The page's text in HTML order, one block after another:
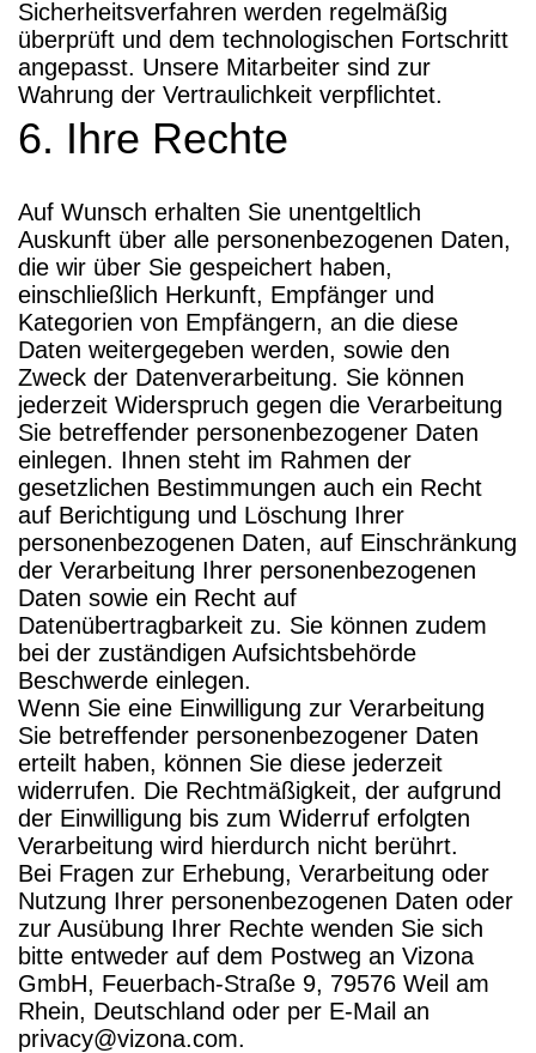
Sicherheitsverfahren werden regelmäßig
überprüft und dem technologischen Fortschritt
angepasst. Unsere Mitarbeiter sind zur
Wahrung der Vertraulichkeit verpflichtet.
6. Ihre Rechte
Auf Wunsch erhalten Sie unentgeltlich
Auskunft über alle personenbezogenen Daten,
die wir über Sie gespeichert haben,
einschließlich Herkunft, Empfänger und
Kategorien von Empfängern, an die diese
Daten weitergegeben werden, sowie den
Zweck der Datenverarbeitung. Sie können
jederzeit Widerspruch gegen die Verarbeitung
Sie betreffender personenbezogener Daten
einlegen. Ihnen steht im Rahmen der
gesetzlichen Bestimmungen auch ein Recht
auf Berichtigung und Löschung Ihrer
personenbezogenen Daten, auf Einschränkung
der Verarbeitung Ihrer personenbezogenen
Daten sowie ein Recht auf
Datenübertragbarkeit zu. Sie können zudem
bei der zuständigen Aufsichtsbehörde
Beschwerde einlegen.
Wenn Sie eine Einwilligung zur Verarbeitung
Sie betreffender personenbezogener Daten
erteilt haben, können Sie diese jederzeit
widerrufen. Die Rechtmäßigkeit, der aufgrund
der Einwilligung bis zum Widerruf erfolgten
Verarbeitung wird hierdurch nicht berührt.
Bei Fragen zur Erhebung, Verarbeitung oder
Nutzung Ihrer personenbezogenen Daten oder
zur Ausübung Ihrer Rechte wenden Sie sich
bitte entweder auf dem Postweg an Vizona
GmbH, Feuerbach-Straße 9, 79576 Weil am
Rhein, Deutschland oder per E-Mail an
privacy@vizona.com.